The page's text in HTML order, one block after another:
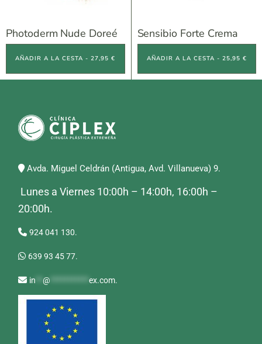
Photoderm Nude Doreé
AÑADIR A LA CESTA - 27,95 €
Sensibio Forte Crema
AÑADIR A LA CESTA - 25,95 €
Avda. Miguel Celdrán (Antigua, Avd. Villanueva) 9.
Lunes a Viernes 10:00h – 14:00h, 16:00h –
20:00h.
924 041 130.
639 93 45 77.
in **@ ***********ex.com.